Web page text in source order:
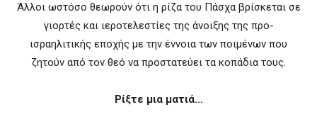
Άλλοι ωστόσο θεωρούν ότι η ρίζα του Πάσχα βρίσκεται σε
γιορτές και ιεροτελεστίες της άνοιξης της προ-
ισραηλιτικής εποχής με την έννοια των ποιμένων που
ζητούν από τον θεό να προστατεύει τα κοπάδια τους.
Ρίξτε μια ματιά…